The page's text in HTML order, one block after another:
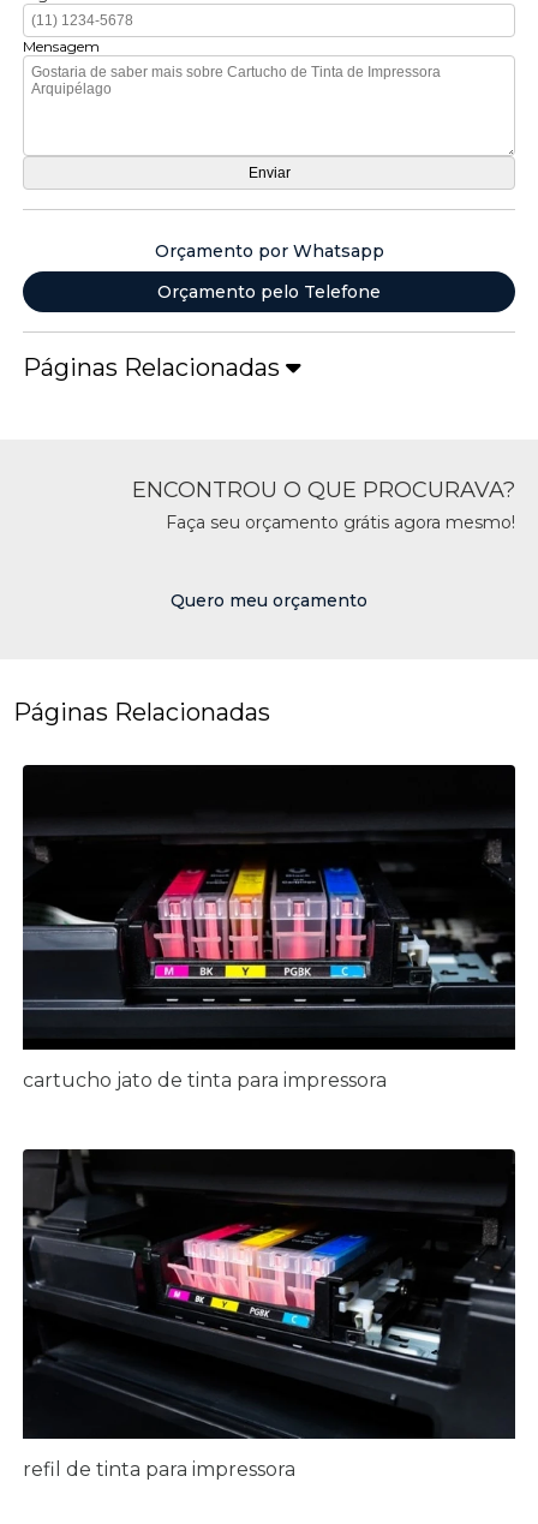
Mensagem
Orçamento por Whatsapp
Orçamento pelo Telefone
Páginas Relacionadas
ENCONTROU O QUE PROCURAVA?
Faça seu orçamento grátis agora mesmo!
Quero meu orçamento
Páginas Relacionadas
cartucho jato de tinta para impressora
refil de tinta para impressora